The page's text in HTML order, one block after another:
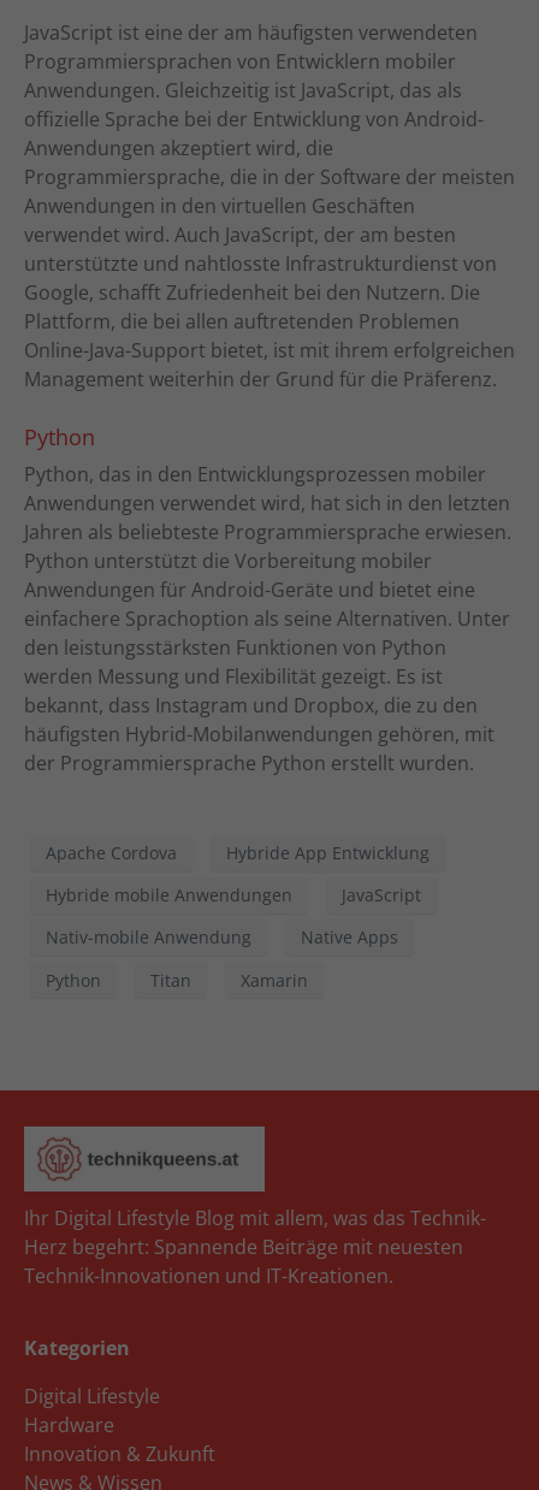
JavaScript ist eine der am häufigsten verwendeten
Programmiersprachen von Entwicklern mobiler
Anwendungen. Gleichzeitig ist JavaScript, das als
offizielle Sprache bei der Entwicklung von Android-
Anwendungen akzeptiert wird, die
Programmiersprache, die in der Software der meisten
Anwendungen in den virtuellen Geschäften
verwendet wird. Auch JavaScript, der am besten
unterstützte und nahtlosste Infrastrukturdienst von
Google, schafft Zufriedenheit bei den Nutzern. Die
Plattform, die bei allen auftretenden Problemen
Online-Java-Support bietet, ist mit ihrem erfolgreichen
Management weiterhin der Grund für die Präferenz.
Python
Python, das in den Entwicklungsprozessen mobiler
Anwendungen verwendet wird, hat sich in den letzten
Jahren als beliebteste Programmiersprache erwiesen.
Python unterstützt die Vorbereitung mobiler
Anwendungen für Android-Geräte und bietet eine
einfachere Sprachoption als seine Alternativen. Unter
den leistungsstärksten Funktionen von Python
werden Messung und Flexibilität gezeigt. Es ist
bekannt, dass Instagram und Dropbox, die zu den
häufigsten Hybrid-Mobilanwendungen gehören, mit
der Programmiersprache Python erstellt wurden.
Apache Cordova
Hybride App Entwicklung
Hybride mobile Anwendungen
JavaScript
Nativ-mobile Anwendung
Native Apps
Python
Titan Xamarin
Ihr Digital Lifestyle Blog mit allem, was das Technik-
Herz begehrt: Spannende Beiträge mit neuesten
Technik-Innovationen und IT-Kreationen.
Kategorien
Digital Lifestyle
Hardware
Innovation & Zukunft
News & Wissen